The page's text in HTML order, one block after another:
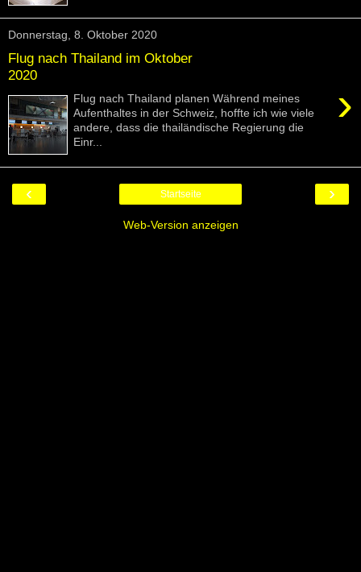
Donnerstag, 8. Oktober 2020
Flug nach Thailand im Oktober
2020
›
Flug nach Thailand planen Während meines
Aufenthaltes in der Schweiz, hoffte ich wie viele
andere, dass die thailändische Regierung die
Einr...
‹ ›
Startseite
Web-Version anzeigen